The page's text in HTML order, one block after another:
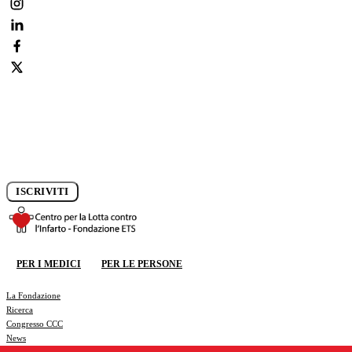
ISCRIVITI
PER I MEDICI PER LE PERSONE
La Fondazione
Ricerca
Congresso CCC
News